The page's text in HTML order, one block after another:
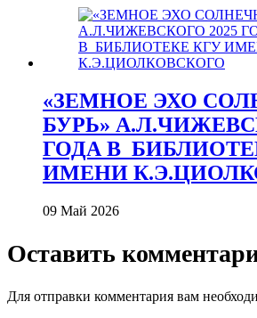
«ЗЕМНОЕ ЭХО
БУРЬ»
ГОДА
ИМЕНИ
09 Май 2026
Оставить
Для отправки комментария вам